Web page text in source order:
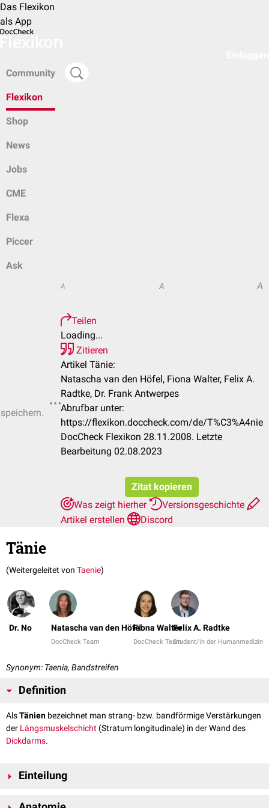
Das Flexikon
als App
Community
Flexikon
Shop
News
Jobs
CME
Flexa
Piccer
Ask
A A A
Teilen
Loading...
Zitieren
Artikel Tänie:
Natascha van den Höfel, Fiona Walter, Felix A.
Radtke, Dr. Frank Antwerpes
Abrufbar unter:
https://flexikon.doccheck.com/de/T%C3%A4nie
DocCheck Flexikon 28.11.2008. Letzte
Bearbeitung 02.08.2023
Zitat kopieren
Was zeigt hierher
Versionsgeschichte
Artikel erstellen
Discord
Tänie
(Weitergeleitet von Taenie)
Dr. No Natascha van den Höfel
DocCheck Team
Fiona Walter
DocCheck Team
Felix A. Radtke
Student/in der Humanmedizin
Synonym: Taenia, Bandstreifen
Definition
AlsTänien bezeichnet man strang- bzw. bandförmige Verstärkungen
der Längsmuskelschicht (Stratum longitudinale) in der Wand des
Dickdarms.
Einteilung